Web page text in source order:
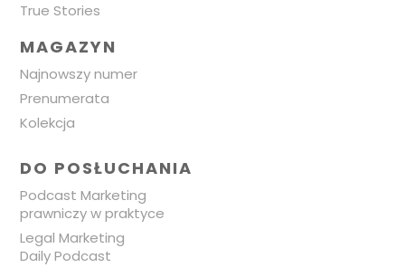
True Stories
MAGAZYN
Najnowszy numer
Prenumerata
Kolekcja
DO POSŁUCHANIA
Podcast Marketing
prawniczy w praktyce
Legal Marketing
Daily Podcast